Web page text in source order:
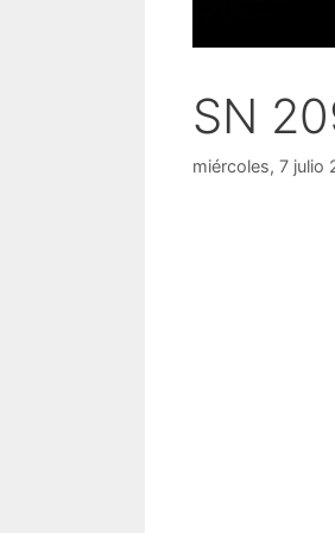
SN
miércoles, 7 julio